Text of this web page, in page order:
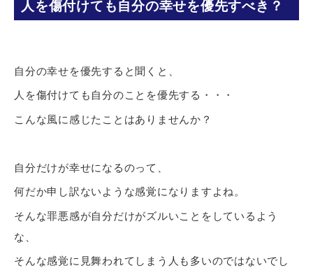
人を傷付けても自分の幸せを優先すべき？
自分の幸せを優先すると聞くと、
人を傷付けても自分のことを優先する・・・
こんな風に感じたことはありませんか？
自分だけが幸せになるのって、
何だか申し訳ないような感覚になりますよね。
そんな罪悪感が自分だけがズルいことをしているよう
な、
そんな感覚に見舞われてしまう人も多いのではないでし